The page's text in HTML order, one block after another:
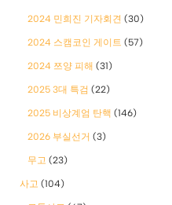
2024 민희진 기자회견 (30)
2024 스캠코인 게이트 (57)
2024 쯔양 피해 (31)
2025 3대 특검 (22)
2025 비상계엄 탄핵 (146)
2026 부실선거 (3)
무고 (23)
사고 (104)